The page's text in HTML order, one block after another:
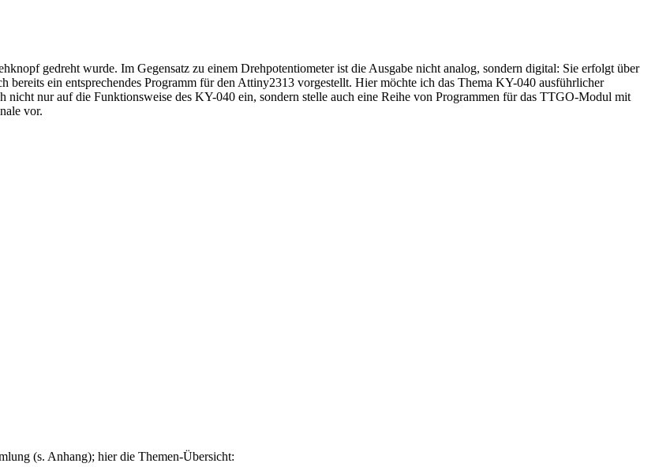
gedreht wurde. Im Gegensatz zu einem Drehpotentiometer ist die Ausgabe nicht analog, sondern digital: Sie erfolgt über
bereits ein entsprechendes Programm für den Attiny2313 vorgestellt. Hier möchte ich das Thema KY-040 ausführlicher
nur auf die Funktionsweise des KY-040 ein, sondern stelle auch eine Reihe von Programmen für das TTGO-Modul mit
vor.
(s. Anhang); hier die Themen-Übersicht: